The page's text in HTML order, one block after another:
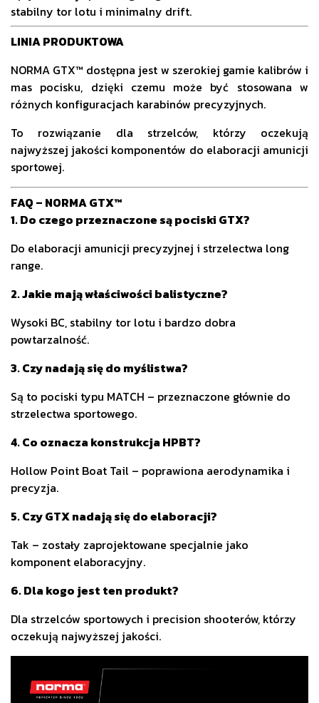
stabilny tor lotu i minimalny drift.
LINIA PRODUKTOWA
NORMA GTX™ dostępna jest w szerokiej gamie kalibrów i
mas pocisku, dzięki czemu może być stosowana w
różnych konfiguracjach karabinów precyzyjnych.
To rozwiązanie dla strzelców, którzy oczekują
najwyższej jakości komponentów do elaboracji amunicji
sportowej.
FAQ – NORMA GTX™
1. Do czego przeznaczone są pociski GTX?
Do elaboracji amunicji precyzyjnej i strzelectwa long
range.
2. Jakie mają właściwości balistyczne?
Wysoki BC, stabilny tor lotu i bardzo dobra
powtarzalność.
3. Czy nadają się do myślistwa?
Są to pociski typu MATCH – przeznaczone głównie do
strzelectwa sportowego.
4. Co oznacza konstrukcja HPBT?
Hollow Point Boat Tail – poprawiona aerodynamika i
precyzja.
5. Czy GTX nadają się do elaboracji?
Tak – zostały zaprojektowane specjalnie jako
komponent elaboracyjny.
6. Dla kogo jest ten produkt?
Dla strzelców sportowych i precision shooterów, którzy
oczekują najwyższej jakości.